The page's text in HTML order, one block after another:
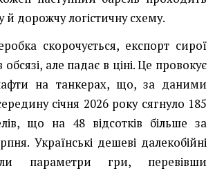
й дорожчу логістичну схему.
скорочується, експорт сирої
але падає в ціні. Це провокує
на танкерах, що, за даними
січня 2026 року сягнуло 185
що на 48 відсотків більше за
Українські дешеві далекобійні
параметри гри, перевівши